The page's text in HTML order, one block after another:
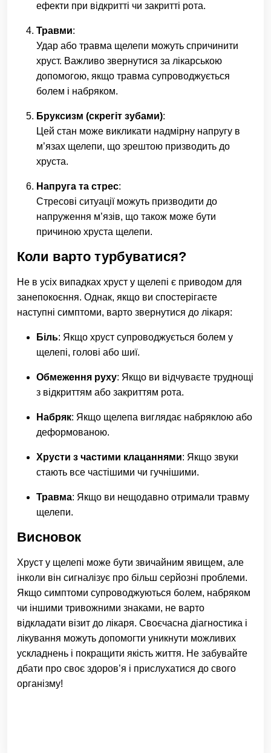
ефекти при відкритті чи закритті рота.
Травми:
Удар або травма щелепи можуть спричинити
хруст. Важливо звернутися за лікарською
допомогою, якщо травма супроводжується
болем і набряком.
Бруксизм (скрегіт зубами):
Цей стан може викликати надмірну напругу в
м’язах щелепи, що зрештою призводить до
хруста.
Напруга та стрес:
Стресові ситуації можуть призводити до
напруження м’язів, що також може бути
причиною хруста щелепи.
Коли варто турбуватися?
Не в усіх випадках хруст у щелепі є приводом для
занепокоєння. Однак, якщо ви спостерігаєте
наступні симптоми, варто звернутися до лікаря:
Біль: Якщо хруст супроводжується болем у
щелепі, голові або шиї.
Обмеження руху: Якщо ви відчуваєте труднощі
з відкриттям або закриттям рота.
Набряк: Якщо щелепа виглядає набряклою або
деформованою.
Хрусти з частими клацаннями: Якщо звуки
стають все частішими чи гучнішими.
Травма: Якщо ви нещодавно отримали травму
щелепи.
Висновок
Хруст у щелепі може бути звичайним явищем, але
інколи він сигналізує про більш серйозні проблеми.
Якщо симптоми супроводжуються болем, набряком
чи іншими тривожними знаками, не варто
відкладати візит до лікаря. Своєчасна діагностика і
лікування можуть допомогти уникнути можливих
ускладнень і покращити якість життя. Не забувайте
дбати про своє здоров’я і прислухатися до свого
організму!